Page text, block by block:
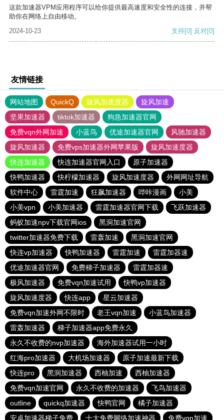
这款加速器VPM应用程序可以给你提供最高速度和安全性的连接，并帮
助你在网络上自由移动。
2024-10-23
支持[0] 反对[0]
友情链接
网站地图 QuickQ 旋风加速度器
旋风加速
坚果加速器
tiktok加速器
狗急加速器官网
免费vqn外网加速
小蓝鸟 优途加速器官网
风驰加速器
旋风加速器
免费vps加速器外网苹果版
旋风加速度器
快连加速器
快连加速器官网入口
原子加速器
快鸭加速器
快柠檬加速器 旋风加速度器
外网网址导航
软件中心
雷霆加速 狂飙加速器 哔咔漫画
小美
小美vpn
小美加速器 雷霆加速器官网下载
飞跃加速器
蚂蚁加速npv下载官网ios
黑洞加速官网
twitter加速器免费下载
雷轰加速
黑洞加速官网
快连vp加速器
快鸭加速器 雷霆加速
雷霆加器速
优途加速器官网
免费梯子加速器
雷霆加器速
极风加速器
免费vqn加速试用
快鸭vp加速器
旋风加速度器
快连app
星云加速器
免费vqn加速外网不限时
老王vqn加速
小蓝鸟加速器
雷轰加速器
梯子加速器app免费永久
永久不收费的nvp加速器
海外加速器试用一小时
红海pro加速器
大机场加速器
原子加速最新下载
快连pro
黑洞加速器 西柚加速
西柚加速器
免费vqn加速官网
永久不收费的加速器
飞鸟加速器
outline
quickq加速器 快鸭官网
橘子加速器
安卓加速器梯子免费
十大免费网络加速神器 免费vqn加速